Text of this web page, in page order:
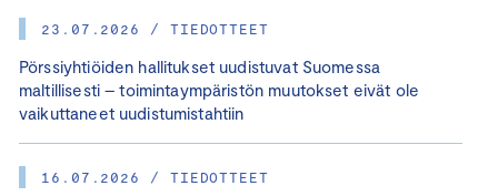
23.07.2026 / TIEDOTTEET
Pörssiyhtiöiden hallitukset uudistuvat Suomessa
maltillisesti – toimintaympäristön muutokset eivät ole
vaikuttaneet uudistumistahtiin
16.07.2026 / TIEDOTTEET